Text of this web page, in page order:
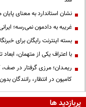
نشان استاندارد به معنای
غریبه به دادمون نمی‌رسه؛
بسته اینترنت رایگان برای
با اعتراف یکی از متهمان،
کامیون در انتظار، رانندگان
پربازدید ها